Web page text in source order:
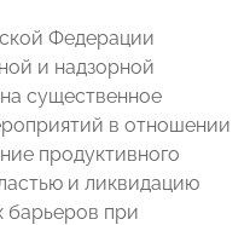
Федерации
и надзорной
существенное
в отношении
продуктивного
и ликвидацию
барьеров при